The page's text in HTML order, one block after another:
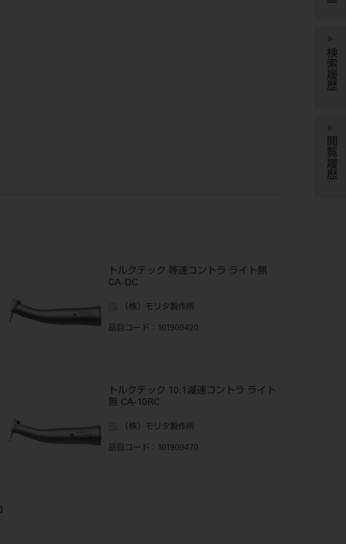
トルクテック 等速コントラ ライト無
CA-DC
（株）モリタ製作所
品目コード ：101900420
トルクテック 10:1減速コントラ ライト
無 CA-10RC
（株）モリタ製作所
品目コード ：101900470
検索履歴
閲覧履歴